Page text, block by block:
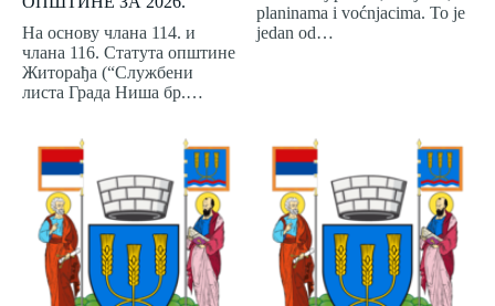
На основу члана 114. и
члана 116. Статута општине
Житорађа (“Службени
листа Града Ниша бр.…
planinama i voćnjacima. To je
jedan od…